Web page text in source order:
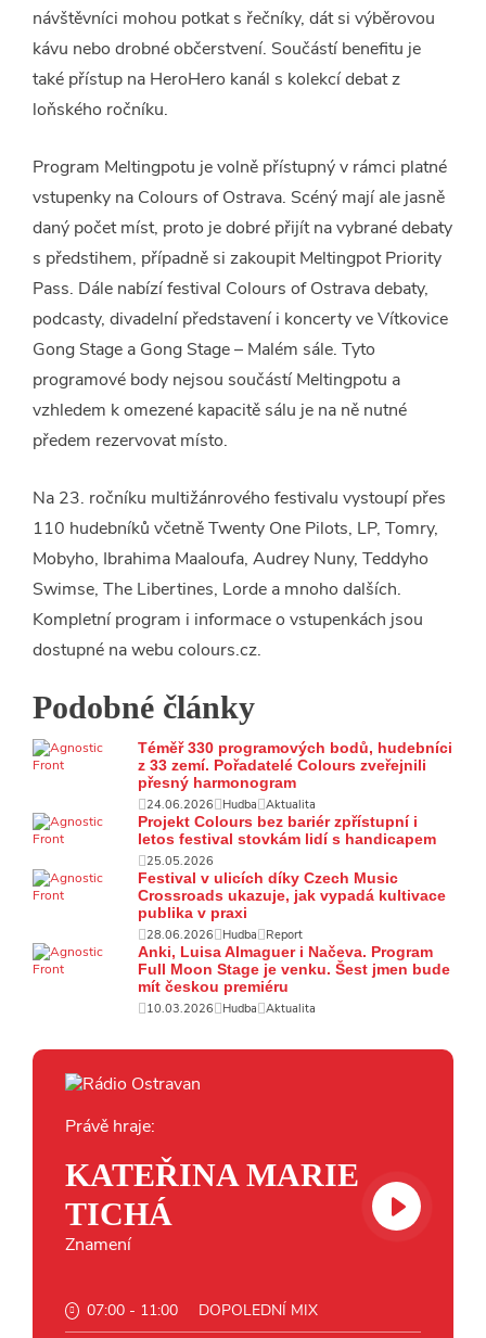
návštěvníci mohou potkat s řečníky, dát si výběrovou
kávu nebo drobné občerstvení. Součástí benefitu je
také přístup na HeroHero kanál s kolekcí debat z
loňského ročníku.
Program Meltingpotu je volně přístupný v rámci platné
vstupenky na Colours of Ostrava. Scéný mají ale jasně
daný počet míst, proto je dobré přijít na vybrané debaty
s předstihem, případně si zakoupit Meltingpot Priority
Pass. Dále nabízí festival Colours of Ostrava debaty,
podcasty, divadelní představení i koncerty ve Vítkovice
Gong Stage a Gong Stage – Malém sále. Tyto
programové body nejsou součástí Meltingpotu a
vzhledem k omezené kapacitě sálu je na ně nutné
předem rezervovat místo.
Na 23. ročníku multižánrového festivalu vystoupí přes
110 hudebníků včetně Twenty One Pilots, LP, Tomry,
Mobyho, Ibrahima Maaloufa, Audrey Nuny, Teddyho
Swimse, The Libertines, Lorde a mnoho dalších.
Kompletní program i informace o vstupenkách jsou
dostupné na webu colours.cz.
Podobné články
Téměř 330 programových bodů, hudebníci
z 33 zemí. Pořadatelé Colours zveřejnili
přesný harmonogram
24.06.2026 Hudba Aktualita
Projekt Colours bez bariér zpřístupní i
letos festival stovkám lidí s handicapem
25.05.2026
Festival v ulicích díky Czech Music
Crossroads ukazuje, jak vypadá kultivace
publika v praxi
28.06.2026 Hudba Report
Anki, Luisa Almaguer i Načeva. Program
Full Moon Stage je venku. Šest jmen bude
mít českou premiéru
10.03.2026 Hudba Aktualita
Právě hraje:
KATEŘINA MARIE
TICHÁ
Znamení
07:00 - 11:00 DOPOLEDNÍ MIX